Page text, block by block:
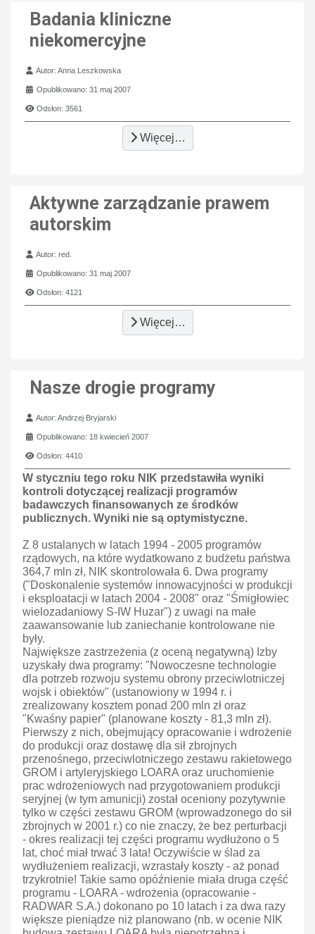
Badania kliniczne
niekomercyjne
Szczegóły
Autor:Anna Leszkowska
Opublikowano: 31 maj 2007
Odsłon: 3561
Więcej…
Aktywne zarządzanie prawem
autorskim
Szczegóły
Autor:red.
Opublikowano: 31 maj 2007
Odsłon: 4121
Więcej…
Nasze drogie programy
Szczegóły
Autor:Andrzej Bryjarski
Opublikowano: 18 kwiecień 2007
Odsłon: 4410
W styczniu tego roku NIK przedstawiła wyniki
kontroli dotyczącej realizacji programów
badawczych finansowanych ze środków
publicznych. Wyniki nie są optymistyczne.
Z 8 ustalanych w latach 1994 - 2005 programów
rządowych, na które wydatkowano z budżetu państwa
364,7 mln zł, NIK skontrolowała 6. Dwa programy
("Doskonalenie systemów innowacyjności w produkcji
i eksploatacji w latach 2004 - 2008" oraz "Śmigłowiec
wielozadaniowy S-IW Huzar") z uwagi na małe
zaawansowanie lub zaniechanie kontrolowane nie
były.
Największe zastrzeżenia (z oceną negatywną) Izby
uzyskały dwa programy: "Nowoczesne technologie
dla potrzeb rozwoju systemu obrony przeciwlotniczej
wojsk i obiektów" (ustanowiony w 1994 r. i
zrealizowany kosztem ponad 200 mln zł oraz
"Kwaśny papier" (planowane koszty - 81,3 mln zł).
Pierwszy z nich, obejmujący opracowanie i wdrożenie
do produkcji oraz dostawę dla sił zbrojnych
przenośnego, przeciwlotniczego zestawu rakietowego
GROM i artyleryjskiego LOARA oraz uruchomienie
prac wdrożeniowych nad przygotowaniem produkcji
seryjnej (w tym amunicji) został oceniony pozytywnie
tylko w części zestawu GROM (wprowadzonego do sił
zbrojnych w 2001 r.) co nie znaczy, że bez perturbacji
- okres realizacji tej części programu wydłużono o 5
lat, choć miał trwać 3 lata! Oczywiście w ślad za
wydłużeniem realizacji, wzrastały koszty - aż ponad
trzykrotnie! Takie samo opóźnienie miała druga część
programu - LOARA - wdrożenia (opracowanie -
RADWAR S.A.) dokonano po 10 latach i za dwa razy
większe pieniądze niż planowano (nb. w ocenie NIK